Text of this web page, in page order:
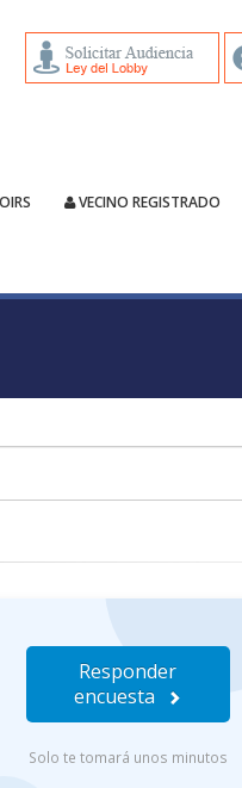
OIRS VECINO REGISTRADO
Responder
encuesta
Solo te tomará unos minutos